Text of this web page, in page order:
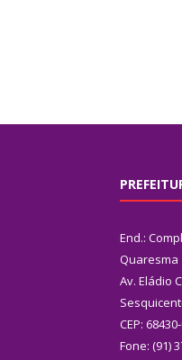
End.:
Quaresma
Av. Eládio
CEP:
Fone: (91)